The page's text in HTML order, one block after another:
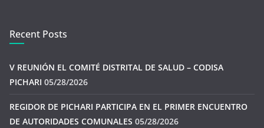
Recent Posts
V REUNIÓN EL COMITÉ DISTRITAL DE SALUD – CODISA
PICHARI 05/28/2026
REGIDOR DE PICHARI PARTICIPA EN EL PRIMER ENCUENTRO
DE AUTORIDADES COMUNALES 05/28/2026